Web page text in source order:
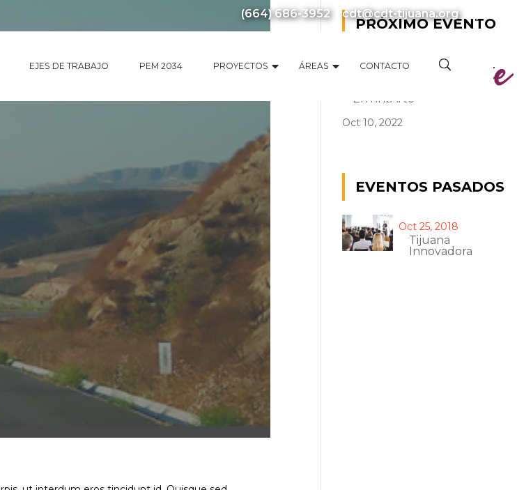
(664) 686-3952 cdt@cdt-tijuana.org
EJES DE TRABAJO PEM 2034 PROYECTOS ÁREAS CONTACTO
PRÓXIMO EVENTO
EnTintArte
Oct 10, 2022
EVENTOS PASADOS
Tijuana
Innovadora
Oct 25, 2018